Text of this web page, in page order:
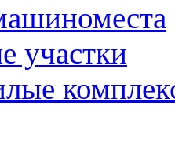
участки